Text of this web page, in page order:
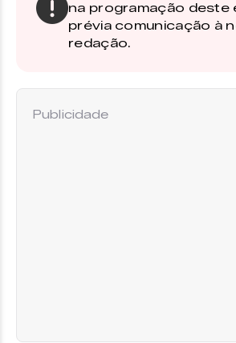
na programação deste
prévia comunicação à
redação.
Publicidade